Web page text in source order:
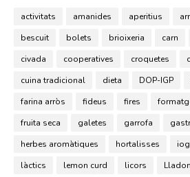
activitats amanides aperitius
bescuit
bolets brioixeria carn
civada
cooperatives croquetes
cuina tradicional
dieta DOP-IGP
farina arròs
fideus fires
fruita seca
galetes garrofa
herbes aromàtiques
hortalisses
làctics
lemon curd licors